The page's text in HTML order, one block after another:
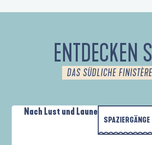
ENTDECKEN
DAS SÜDLICHE FINISTÈRE
Nach Lust und Laune
SPAZIERGÄNGE
PARCOURS D'INTERPRÉTATION